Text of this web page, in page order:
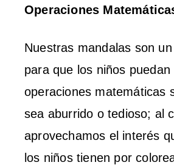
Operaciones
Nuestras mandalas son
para que los niños
operaciones matemáticas
sea aburrido o tedioso; al
aprovechamos el interés
los niños tienen por